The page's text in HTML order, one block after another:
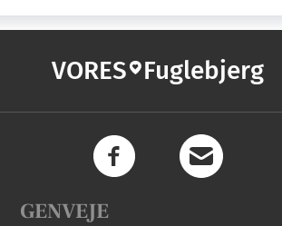
VORES Fuglebjerg
GENVEJE